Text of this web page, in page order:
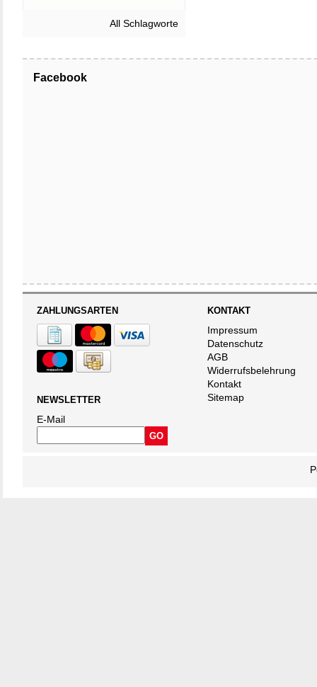
All Schlagworte
Facebook
ZAHLUNGSARTEN
NEWSLETTER
E-Mail
KONTAKT
Impressum
Datenschutz
AGB
Widerrufsbelehrung
Kontakt
Sitemap